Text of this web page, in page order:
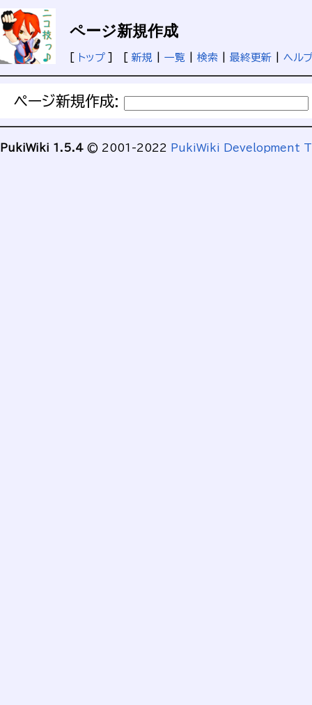
ページ新規作成
トップ] [ 新規 一覧 検索 最終更新 ヘルプ
ページ新規作成:
PukiWiki 1.5.4 © 2001-2022 PukiWiki Development